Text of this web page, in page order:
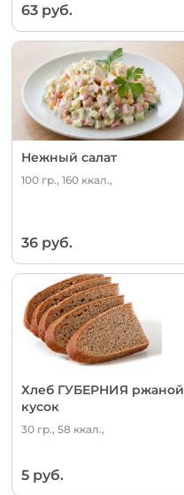
63 руб.
Нежный салат
100 гр., 160 ккал.,
36 руб.
Хлеб ГУБЕРНИЯ ржаной
кусок
30 гр., 58 ккал.,
5 руб.